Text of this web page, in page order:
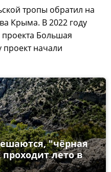
тропы обратил на
Крыма. В 2022 году
Большая
проект начали
"чёрная
лето в